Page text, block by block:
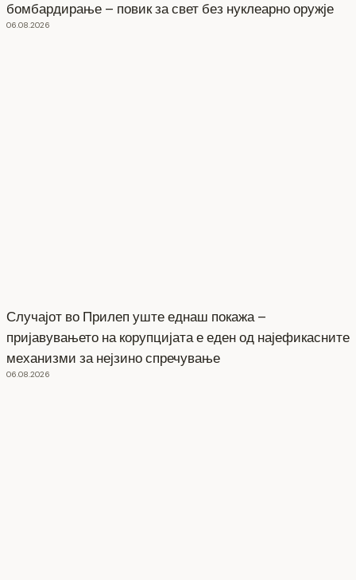
бомбардирање – повик за свет без нуклеарно оружје
06.08.2026
Случајот во Прилеп уште еднаш покажа –
пријавувањето на корупцијата е еден од најефикасните
механизми за нејзино спречување
06.08.2026